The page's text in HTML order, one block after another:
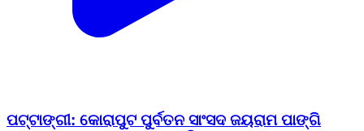
ପଟ୍ଟାଙ୍ଗୀ: କୋରାପୁଟ ପୁର୍ବତନ ସାଂସଦ ଜୟରାମ ପାଙ୍ଗି